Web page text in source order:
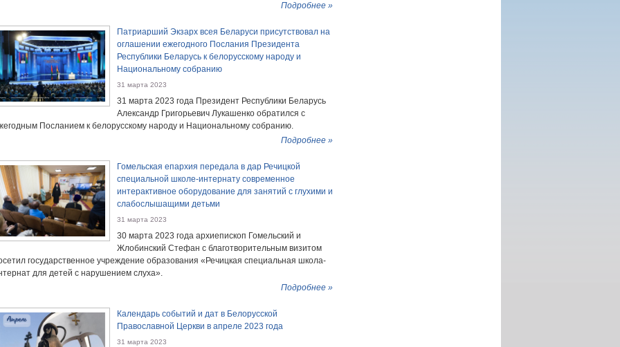
Подробнее »
Патриарший Экзарх всея Беларуси присутствовал на
оглашении ежегодного Послания Президента
Республики Беларусь к белорусскому народу и
Национальному собранию
31 марта 2023
31 марта 2023 года Президент Республики Беларусь
Александр Григорьевич Лукашенко обратился с
Посланием к белорусскому народу и Национальному собранию.
Подробнее »
Гомельская епархия передала в дар Речицкой
специальной школе-интернату современное
интерактивное оборудование для занятий с глухими и
слабослышащими детьми
31 марта 2023
30 марта 2023 года архиепископ Гомельский и
Жлобинский Стефан с благотворительным визитом
государственное учреждение образования «Речицкая специальная школа-
для детей с нарушением слуха».
Подробнее »
Календарь событий и дат в Белорусской
Православной Церкви в апреле 2023 года
31 марта 2023